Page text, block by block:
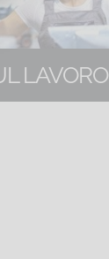
LAVORO
online